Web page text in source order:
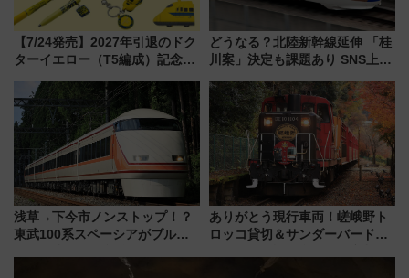
【7/24発売】2027年引退のドク
ターイエロー（T5編成）記念グ
送の目覚まし時計など通販・販
売店舗まとめ
どうなる？北陸新幹線延伸 「桂
川案」決定も課題あり SNS上の
浅草→下今市ノンストップ！？
東武100系スペーシアがブルー
ー当時の停車駅」を再現 運転
ありがとう現行車両！嵯峨野ト
ロッコ貸切＆サンダーバードレ